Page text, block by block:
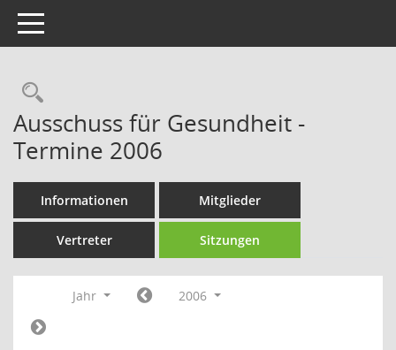
Toggle navigation
Rechercheauswahl
Ausschuss für Gesundheit -
Termine 2006
Informationen Mitglieder
Vertreter Sitzungen
Jahr 2006